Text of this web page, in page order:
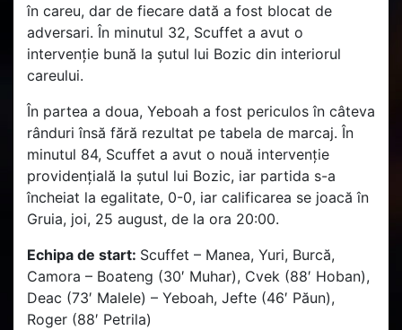
în careu, dar de fiecare dată a fost blocat de
adversari. În minutul 32, Scuffet a avut o
intervenție bună la șutul lui Bozic din interiorul
careului.
În partea a doua, Yeboah a fost periculos în câteva
rânduri însă fără rezultat pe tabela de marcaj. În
minutul 84, Scuffet a avut o nouă intervenție
providențială la șutul lui Bozic, iar partida s-a
încheiat la egalitate, 0-0, iar calificarea se joacă în
Gruia, joi, 25 august, de la ora 20:00.
Echipa de start: Scuffet – Manea, Yuri, Burcă,
Camora – Boateng (30′ Muhar), Cvek (88′ Hoban),
Deac (73′ Malele) – Yeboah, Jefte (46′ Păun),
Roger (88′ Petrila)